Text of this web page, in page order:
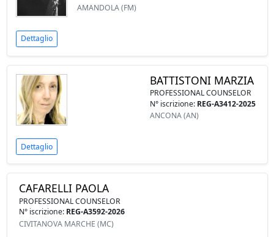
AMANDOLA (FM)
Dettaglio
BATTISTONI MARZIA
PROFESSIONAL COUNSELOR
N° iscrizione: REG-A3412-2025
ANCONA (AN)
Dettaglio
CAFARELLI PAOLA
PROFESSIONAL COUNSELOR
N° iscrizione: REG-A3592-2026
CIVITANOVA MARCHE (MC)